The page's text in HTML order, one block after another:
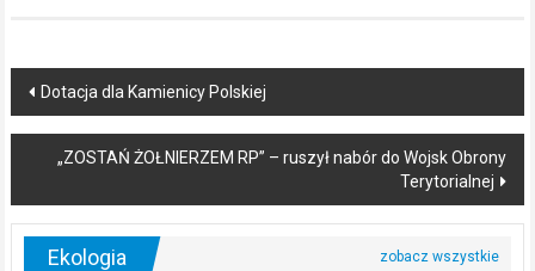
Post
navigation
Dotacja dla Kamienicy Polskiej
„ZOSTAŃ ŻOŁNIERZEM RP” – ruszył nabór do Wojsk Obrony
Terytorialnej
Ekologia